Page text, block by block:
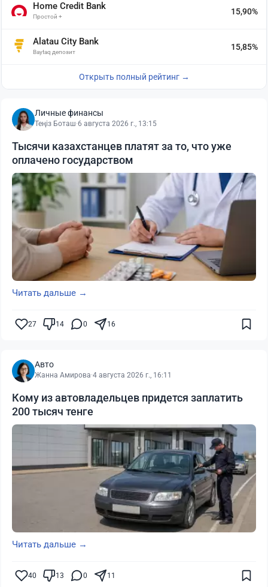
Home Credit Bank
Простой +
15,90%
Alatau City Bank
Baytaq депозит
15,85%
Открыть полный рейтинг →
Личные финансы
Теңіз Боташ·6 августа 2026 г., 13:15
Тысячи казахстанцев платят за то, что уже
оплачено государством
Читать дальше →
27 14 0 16
Авто
Жанна Амирова·4 августа 2026 г., 16:11
Кому из автовладельцев придется заплатить
200 тысяч тенге
Читать дальше →
40 13 0 11